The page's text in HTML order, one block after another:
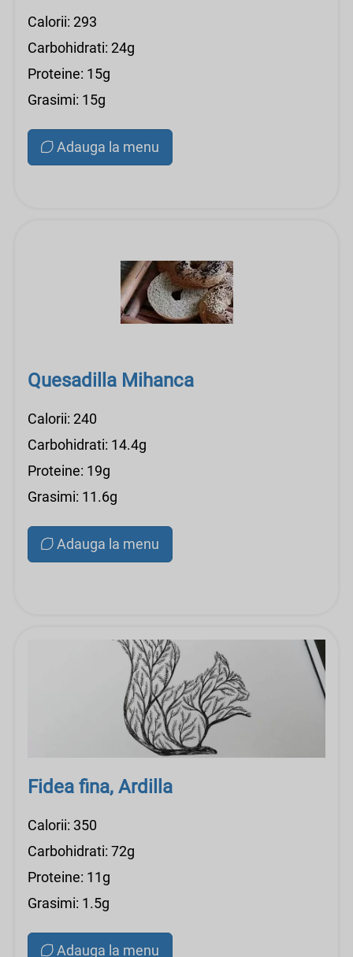
Calorii: 293
Carbohidrati: 24g
Proteine: 15g
Grasimi: 15g
Adauga la menu
Quesadilla Mihanca
Calorii: 240
Carbohidrati: 14.4g
Proteine: 19g
Grasimi: 11.6g
Adauga la menu
Fidea fina, Ardilla
Calorii: 350
Carbohidrati: 72g
Proteine: 11g
Grasimi: 1.5g
Adauga la menu